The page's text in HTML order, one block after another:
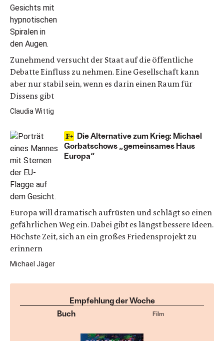
Zunehmend versucht der Staat auf die öffentliche
Debatte Einfluss zu nehmen. Eine Gesellschaft kann
aber nur stabil sein, wenn es darin einen Raum für
Dissens gibt
Claudia Wittig
Die Alternative zum Krieg: Michael
Gorbatschows „gemeinsames Haus
Europa“
Europa will dramatisch aufrüsten und schlägt so einen
gefährlichen Weg ein. Dabei gibt es längst bessere Ideen.
Höchste Zeit, sich an ein großes Friedensprojekt zu
erinnern
Michael Jäger
Empfehlung der Woche
Buch
Film